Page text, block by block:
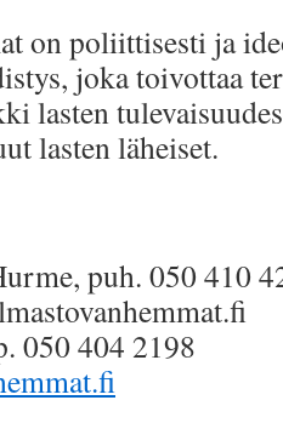
on poliittisesti ja
joka toivottaa
lasten
lasten läheiset.
puh. 050 410
050 404 2198